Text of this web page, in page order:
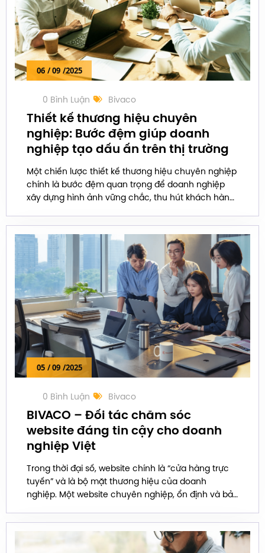
06 / 09 /2025
0 Bình Luận Bivaco
Thiết kế thương hiệu chuyên
nghiệp: Bước đệm giúp doanh
nghiệp tạo dấu ấn trên thị trường
Một chiến lược thiết kế thương hiệu chuyên nghiệp
chính là bước đệm quan trọng để doanh nghiệp
xây dựng hình ảnh vững chắc, thu hút khách hàng
05 / 09 /2025
0 Bình Luận Bivaco
BIVACO – Đối tác chăm sóc
website đáng tin cậy cho doanh
nghiệp Việt
Trong thời đại số, website chính là “cửa hàng trực
tuyến” và là bộ mặt thương hiệu của doanh
nghiệp. Một website chuyên nghiệp, ổn định và bảo
mà còn góp phần tăng trưởng doanh thu